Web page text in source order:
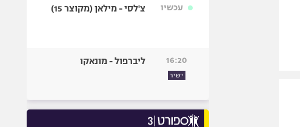
עכשיו צ'לסי - מילאן (מקוצר 15)
16:20
ישיר
ליברפול - מונאקו